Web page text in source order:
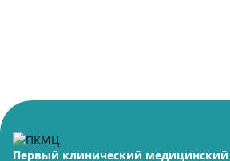
Первый клинический медицинский